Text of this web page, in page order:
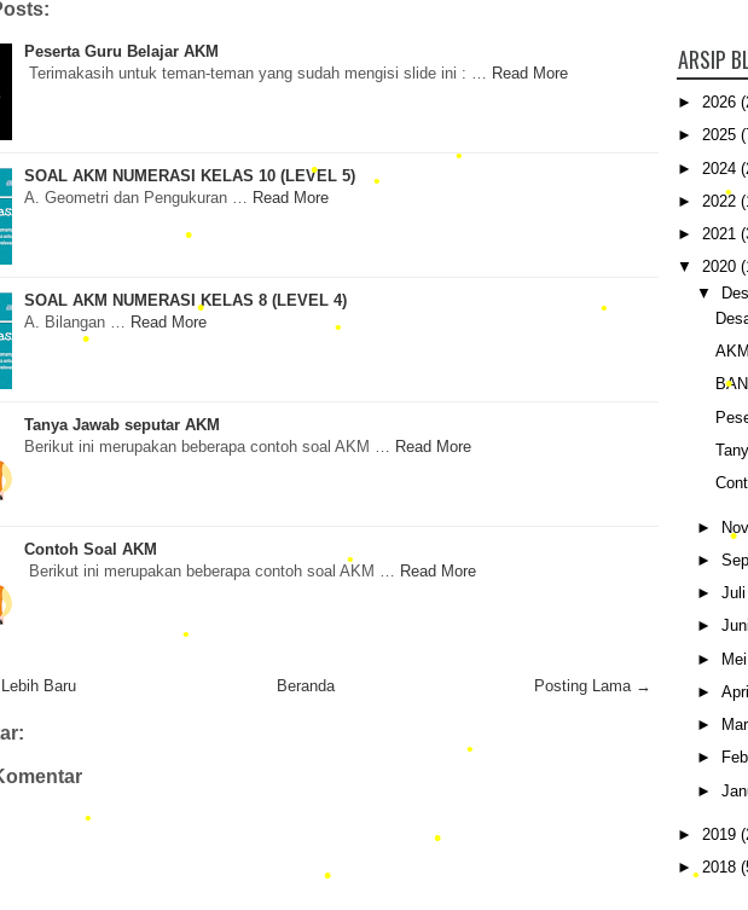
Peserta Guru Belajar AKM
Terimakasih untuk teman-teman yang sudah mengisi slide ini : …
Read More
SOAL AKM NUMERASI KELAS 10 (LEVEL 5)
A. Geometri dan Pengukuran …
Read More
SOAL AKM NUMERASI KELAS 8 (LEVEL 4)
A. Bilangan …
Read More
Tanya Jawab seputar AKM
Berikut ini merupakan beberapa contoh soal AKM …
Read More
Contoh Soal AKM
Berikut ini merupakan beberapa contoh soal AKM …
Read More
Baru Posting Lama →
Beranda
ARSIP
► 2026
► 2025
► 2024
► 2022
► 2021
▼ 2020
▼
►
►
► Juli
►
►
►
►
►
►
► 2019
► 2018
•